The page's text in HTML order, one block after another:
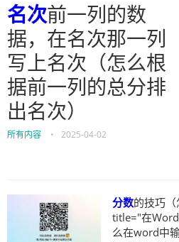
名次前一列的数
据，在名次那一列
写上名次（怎么根
据前一列的总分排
出名次）
所有内容 • 2025-04-02
分数的技巧
title="在
么在word中